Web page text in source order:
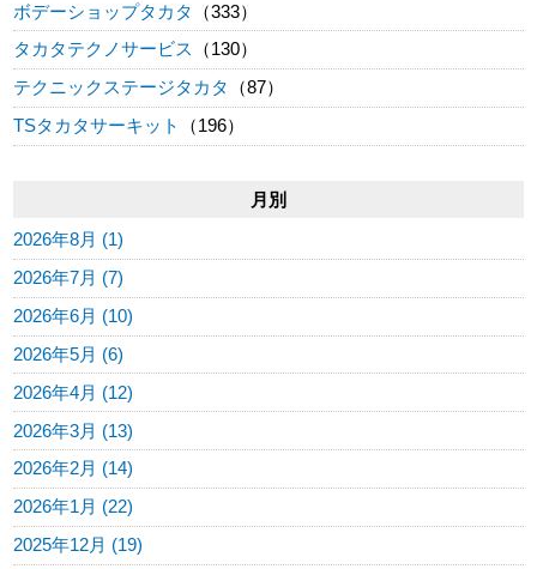
ボデーショップタカタ
（333）
タカタテクノサービス
（130）
テクニックステージタカタ
（87）
TSタカタサーキット
（196）
月別
2026年8月 (1)
2026年7月 (7)
2026年6月 (10)
2026年5月 (6)
2026年4月 (12)
2026年3月 (13)
2026年2月 (14)
2026年1月 (22)
2025年12月 (19)